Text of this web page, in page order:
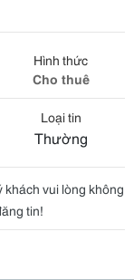
Hình thức
Cho thuê
Loại tin
Thường
vui lòng không
tin!